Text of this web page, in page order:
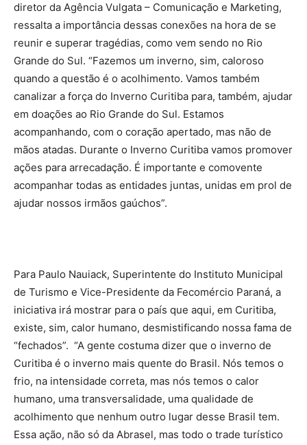
diretor da Agência Vulgata – Comunicação e Marketing,
ressalta a importância dessas conexões na hora de se
reunir e superar tragédias, como vem sendo no Rio
Grande do Sul. “Fazemos um inverno, sim, caloroso
quando a questão é o acolhimento. Vamos também
canalizar a força do Inverno Curitiba para, também, ajudar
em doações ao Rio Grande do Sul. Estamos
acompanhando, com o coração apertado, mas não de
mãos atadas. Durante o Inverno Curitiba vamos promover
ações para arrecadação. É importante e comovente
acompanhar todas as entidades juntas, unidas em prol de
ajudar nossos irmãos gaúchos”.
Para Paulo Nauiack, Superintente do Instituto Municipal
de Turismo e Vice-Presidente da Fecomércio Paraná, a
iniciativa irá mostrar para o país que aqui, em Curitiba,
existe, sim, calor humano, desmistificando nossa fama de
“fechados”. “A gente costuma dizer que o inverno de
Curitiba é o inverno mais quente do Brasil. Nós temos o
frio, na intensidade correta, mas nós temos o calor
humano, uma transversalidade, uma qualidade de
acolhimento que nenhum outro lugar desse Brasil tem.
Essa ação, não só da Abrasel, mas todo o trade turístico